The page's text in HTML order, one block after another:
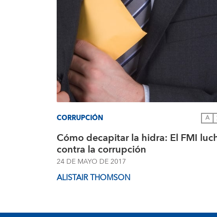
CORRUPCIÓN A
Cómo decapitar la hidra: El FMI
contra la corrupción
24 DE MAYO DE 2017
ALISTAIR THOMSON